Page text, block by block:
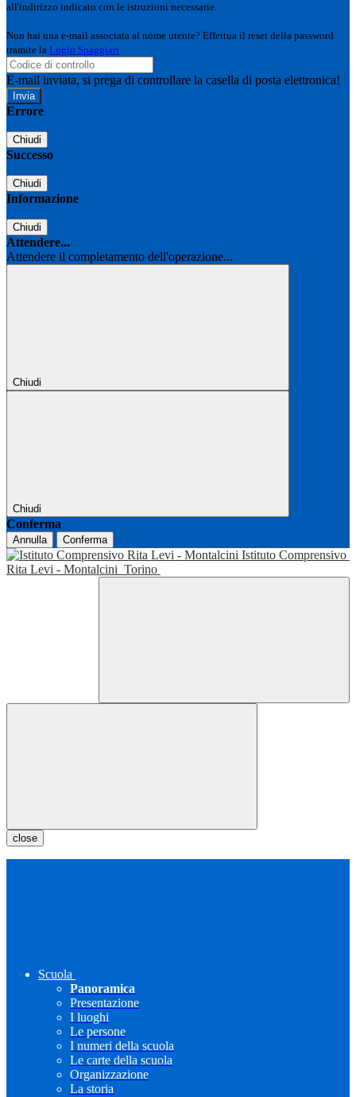
all'indirizzo indicato con le istruzioni necessarie.
Non hai una e-mail associata al nome utente? Effettua il reset della password
tramite la Login Spaggiari
E-mail inviata, si prega di controllare la casella di posta elettronica!
Errore
Chiudi
Successo
Chiudi
Informazione
Chiudi
Attendere...
Attendere il completamento dell'operazione...
Chiudi
Chiudi
Conferma
Annulla Conferma
Istituto Comprensivo
Rita Levi - Montalcini Torino
close
Scuola
Panoramica
Presentazione
I luoghi
Le persone
I numeri della scuola
Le carte della scuola
Organizzazione
La storia